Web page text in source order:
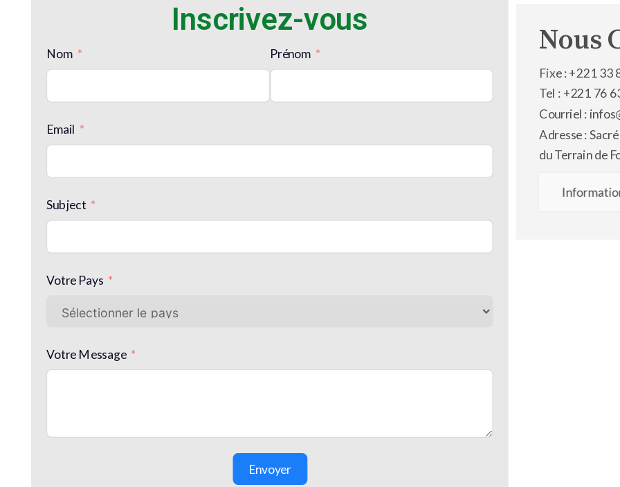
Inscrivez-vous
Nom Prénom
Email
Subject
Votre Pays
Votre Message
Envoyer
Nous
Fixe : +221 33
Tel : +221 76
Courriel :
Adresse :
du Terrain de